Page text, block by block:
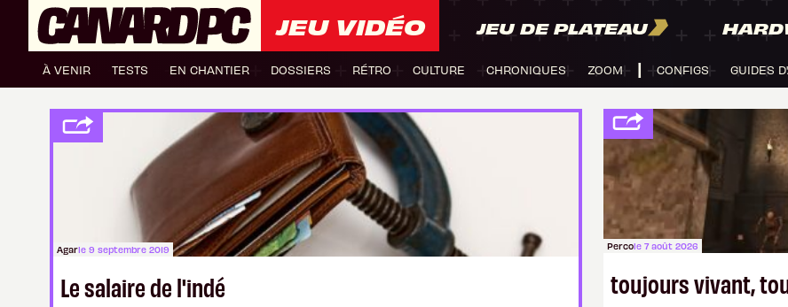
JEU VIDÉO JEU DE PLATEAU
À VENIR TESTS EN CHANTIER DOSSIERS RÉTRO CULTURE CHRONIQUES ZOOM CONFIGS GUIDES
Agarle 9 septembre 2019
Le salaire de l'indé
Percole 7 août 2026
toujours vivant,